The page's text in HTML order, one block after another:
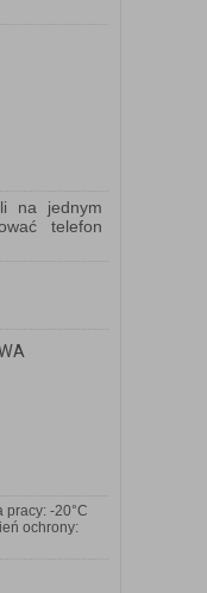
na jednym
telefon
pracy: -20°C
ochrony: